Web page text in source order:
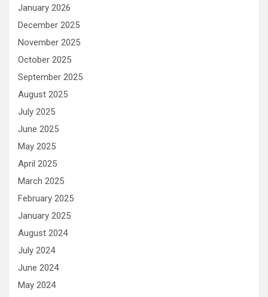
January 2026
December 2025
November 2025
October 2025
September 2025
August 2025
July 2025
June 2025
May 2025
April 2025
March 2025
February 2025
January 2025
August 2024
July 2024
June 2024
May 2024